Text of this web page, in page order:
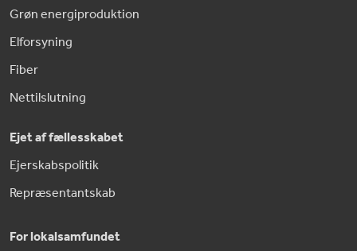
Grøn energiproduktion
Elforsyning
Fiber
Nettilslutning
Ejet af fællesskabet
Ejerskabspolitik
Repræsentantskab
For lokalsamfundet